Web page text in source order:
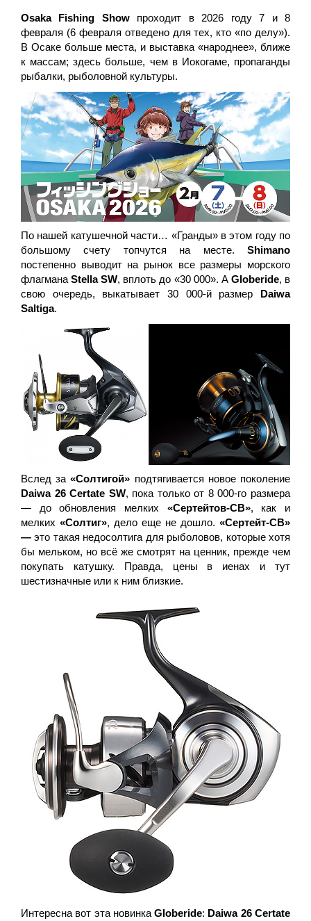
Osaka Fishing Showпроходит в 2026 году 7 и 8
февраля (6 февраля отведено для тех, кто «по делу»).
В Осаке больше места, и выставка «народнее», ближе
к массам; здесь больше, чем в Иокогаме, пропаганды
рыбалки, рыболовной культуры.
По нашей катушечной части… «Гранды» в этом году по
большому счету топчутся на месте. Shimano
постепенно выводит на рынок все размеры морского
флагманаStella SW, вплоть до «30 000». А Globeride, в
свою очередь, выкатывает 30 000-й размер Daiwa
Saltiga.
Вслед за«Солтигой» подтягивается новое поколение
Daiwa 26 Certate SW, пока только от 8 000-го размера
— до обновления мелких «Сертейтов-СВ», как и
мелких «Солтиг», дело еще не дошло. «Сертейт-СВ»
—это такая недосолтига для рыболовов, которые хотя
бы мельком, но всё же смотрят на ценник, прежде чем
покупать катушку. Правда, цены в иенах и тут
шестизначные или к ним близкие.
Интересна вот эта новинкаGloberide: Daiwa 26 Certate